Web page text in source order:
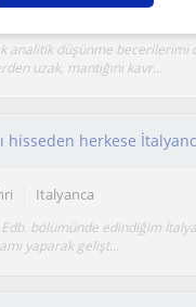
analitik düşünme becerilerimi
uzak, mantığını kavr...
hisseden herkese
Italyanca
bölümünde edindiğim
yaparak gelişt...